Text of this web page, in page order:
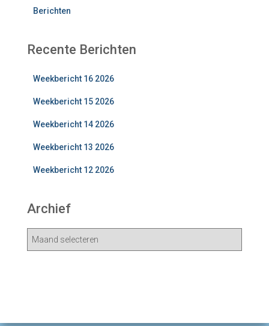
Berichten
Recente Berichten
Weekbericht 16 2026
Weekbericht 15 2026
Weekbericht 14 2026
Weekbericht 13 2026
Weekbericht 12 2026
Archief